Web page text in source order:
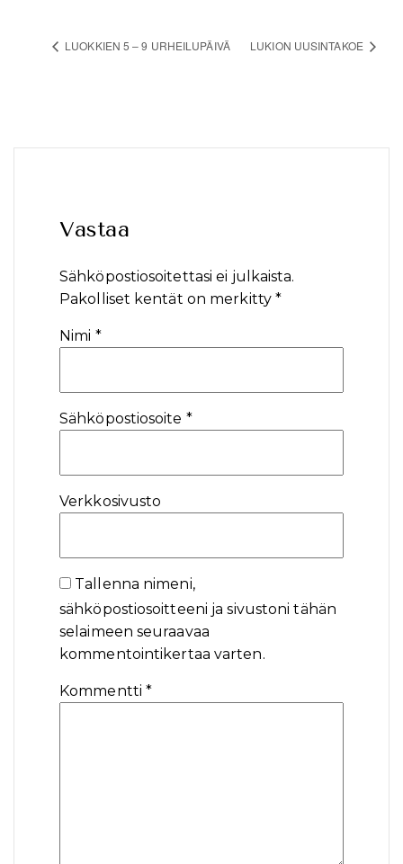
LUOKKIEN 5 – 9 URHEILUPÄIVÄ LUKION UUSINTAKOE
Vastaa
Sähköpostiosoitettasi ei julkaista.
Pakolliset kentät on merkitty*
Nimi *
Sähköpostiosoite *
Verkkosivusto
Tallenna nimeni,
sähköpostiosoitteeni ja sivustoni tähän
selaimeen seuraavaa
kommentointikertaa varten.
Kommentti *